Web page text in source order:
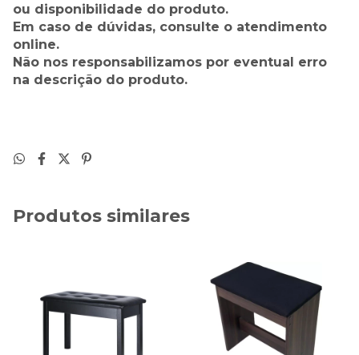
ou disponibilidade do produto.
Em caso de dúvidas, consulte o atendimento
online.
Não nos responsabilizamos por eventual erro
na descrição do produto.
Produtos similares